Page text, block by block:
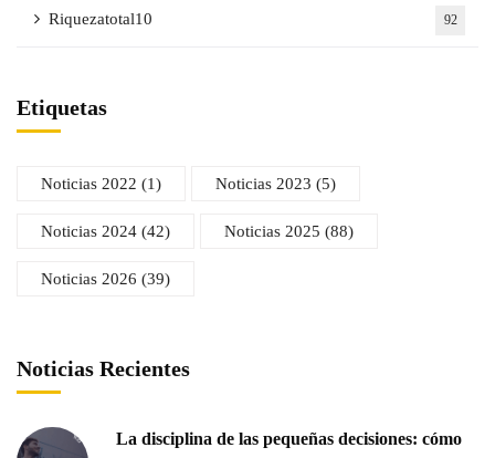
Riquezatotal10 92
Etiquetas
Noticias 2022 (1) Noticias 2023 (5)
Noticias 2024 (42) Noticias 2025 (88)
Noticias 2026 (39)
Noticias Recientes
La disciplina de las pequeñas decisiones: cómo